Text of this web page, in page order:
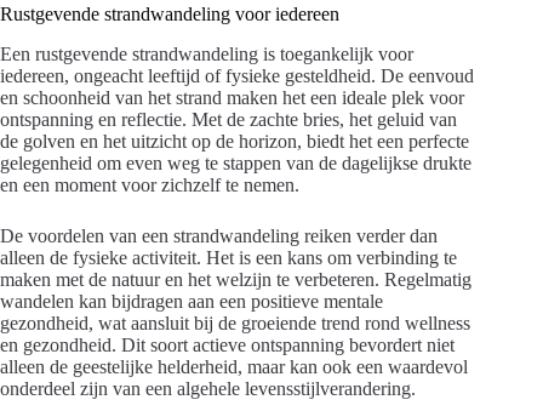
Rustgevende strandwandeling voor iedereen
Een rustgevende strandwandeling is toegankelijk voor
iedereen, ongeacht leeftijd of fysieke gesteldheid. De eenvoud
en schoonheid van het strand maken het een ideale plek voor
ontspanning en reflectie. Met de zachte bries, het geluid van
de golven en het uitzicht op de horizon, biedt het een perfecte
gelegenheid om even weg te stappen van de dagelijkse drukte
en een moment voor zichzelf te nemen.
De voordelen van een strandwandeling reiken verder dan
alleen de fysieke activiteit. Het is een kans om verbinding te
maken met de natuur en het welzijn te verbeteren. Regelmatig
wandelen kan bijdragen aan een positieve mentale
gezondheid, wat aansluit bij de groeiende trend rond wellness
en gezondheid. Dit soort actieve ontspanning bevordert niet
alleen de geestelijke helderheid, maar kan ook een waardevol
onderdeel zijn van een algehele levensstijlverandering.